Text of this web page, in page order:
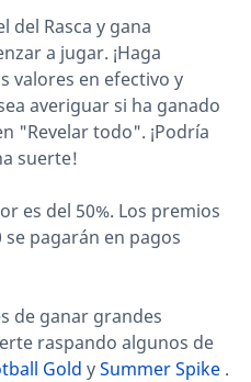
del Rasca y gana
a jugar. ¡Haga
valores en efectivo y
averiguar si ha ganado
"Revelar todo". ¡Podría
suerte!
es del 50%. Los premios
se pagarán en pagos
de ganar grandes
raspando algunos de
Gold ySummer Spike .